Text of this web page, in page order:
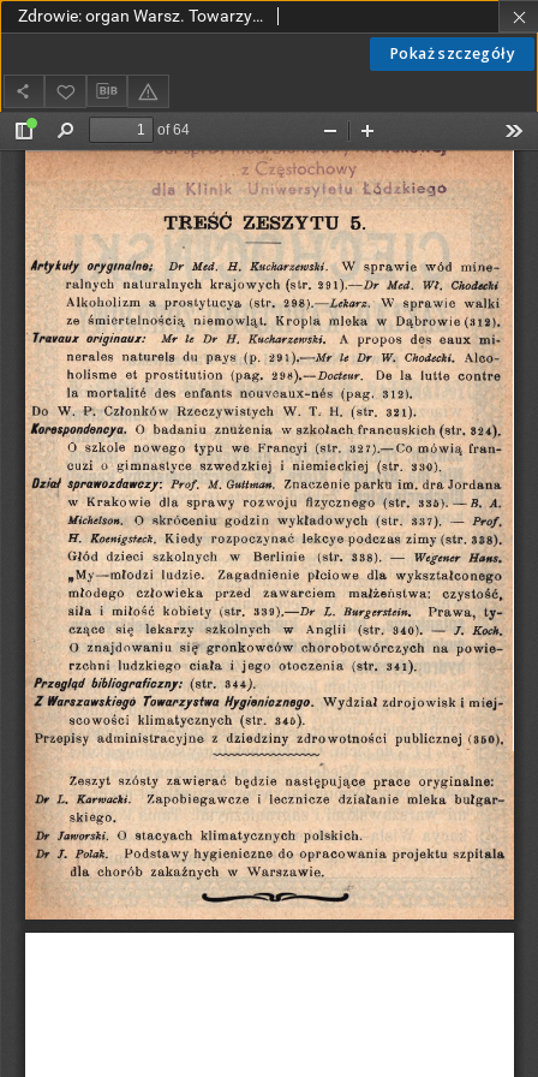
Pokaż szczegóły
Zdrowie: organ Warsz. Towarzystwa Hygienicznego, poświęcony hygienie publicznej i prywatnej 1908, R. XXIV, z. 5